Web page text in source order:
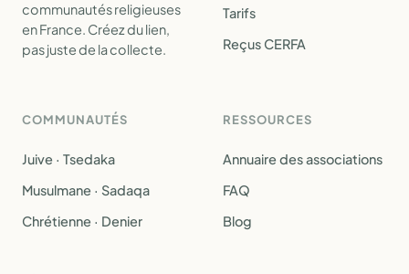
communautés religieuses
en France. Créez du lien,
pas juste de la collecte.
Tarifs
Reçus CERFA
COMMUNAUTÉS
Juive · Tsedaka
Musulmane · Sadaqa
Chrétienne · Denier
RESSOURCES
Annuaire des associations
FAQ
Blog